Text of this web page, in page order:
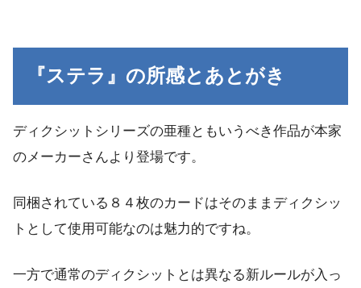
『ステラ』の所感とあとがき
ディクシットシリーズの亜種ともいうべき作品が本家
のメーカーさんより登場です。
同梱されている８４枚のカードはそのままディクシッ
トとして使用可能なのは魅力的ですね。
一方で通常のディクシットとは異なる新ルールが入っ